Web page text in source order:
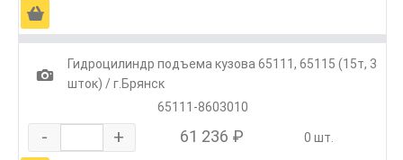
Ä
1
Гидроцилиндр подъема кузова 65111, 65115 (15т, 3
шток) / г.Брянск
65111-8603010
- + 61 236 ₽ 0 шт.